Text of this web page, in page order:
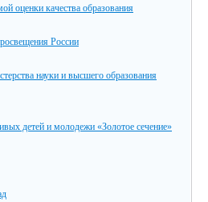
оценки качества образования
России
науки и высшего образования
детей и молодежи «Золотое сечение»